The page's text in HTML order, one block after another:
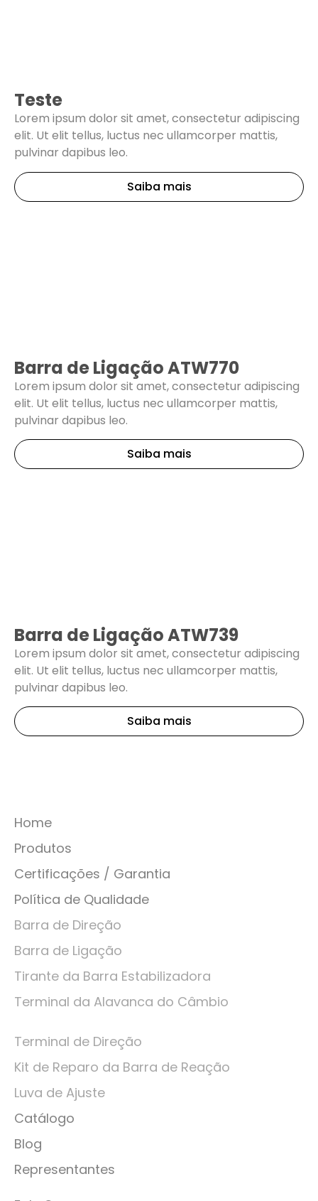
Teste
Lorem ipsum dolor sit amet, consectetur adipiscing
elit. Ut elit tellus, luctus nec ullamcorper mattis,
pulvinar dapibus leo.
Saiba mais
Barra de Ligação ATW770
Lorem ipsum dolor sit amet, consectetur adipiscing
elit. Ut elit tellus, luctus nec ullamcorper mattis,
pulvinar dapibus leo.
Saiba mais
Barra de Ligação ATW739
Lorem ipsum dolor sit amet, consectetur adipiscing
elit. Ut elit tellus, luctus nec ullamcorper mattis,
pulvinar dapibus leo.
Saiba mais
Home
Produtos
Certificações / Garantia
Política de Qualidade
Barra de Direção
Barra de Ligação
Tirante da Barra Estabilizadora
Terminal da Alavanca do Câmbio
Terminal de Direção
Kit de Reparo da Barra de Reação
Luva de Ajuste
Catálogo
Blog
Representantes